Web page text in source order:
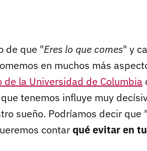
de que "Eres lo que comes" y
en muchos más
la Universidad de Columbia
tenemos influye muy
sueño. Podríamos decir que
contarqué evitar en